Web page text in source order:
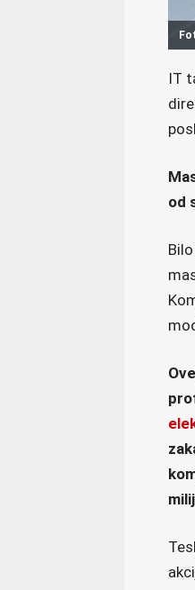
IT
od